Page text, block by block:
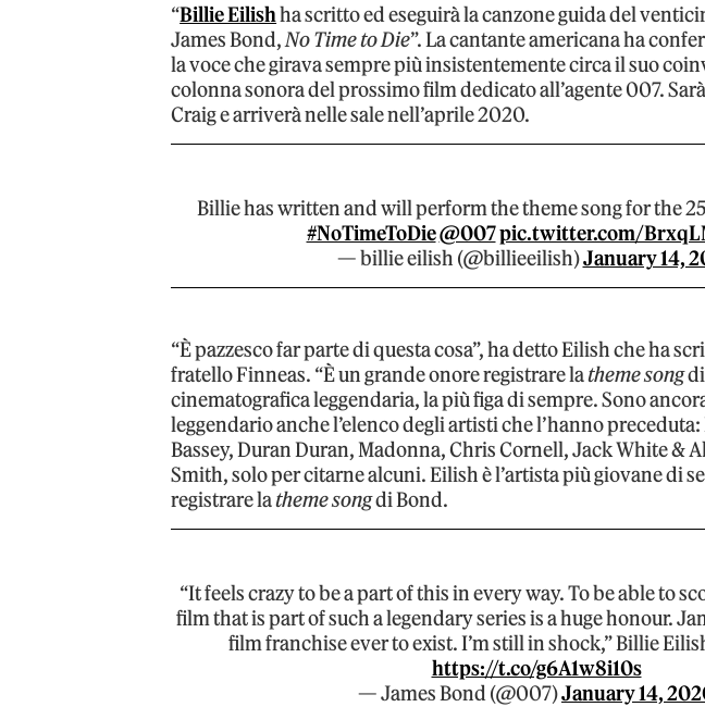
“Billie Eilishha scritto ed eseguirà la canzone guida del
James Bond,No Time to Die”. La cantante americana ha
la voce che girava sempre più insistentemente circa il suo
colonna sonora del prossimo film dedicato all’agente 007.
Craig e arriverà nelle sale nell’aprile 2020.
Billie has written and will perform the theme song for the
#NoTimeToDie@007pic.twitter.com/
— billie eilish (@billieeilish)January 14,
“È pazzesco far parte di questa cosa”, ha detto Eilish che ha
fratello Finneas. “È un grande onore registrare latheme songdi
cinematografica leggendaria, la più figa di sempre. Sono
leggendario anche l’elenco degli artisti che l’hanno
Bassey, Duran Duran, Madonna, Chris Cornell, Jack White &
Smith, solo per citarne alcuni. Eilish è l’artista più giovane di
registrare latheme songdi Bond.
“It feels crazy to be a part of this in every way. To be able to
film that is part of such a legendary series is a huge honour.
film franchise ever to exist. I’m still in shock,” Billie
https://t.co/g6A1w8i10s
— James Bond (@007)January 14,